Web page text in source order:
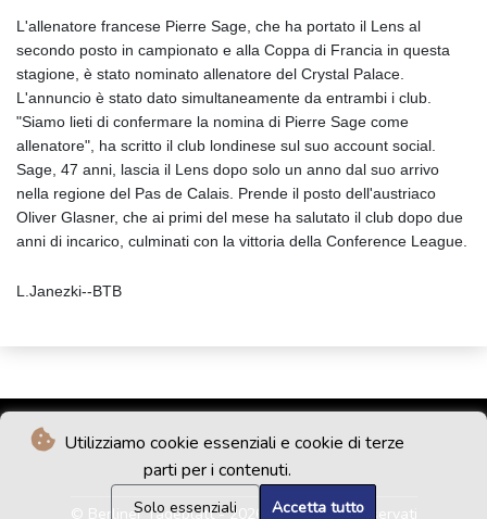
Utilizziamo cookie essenziali e cookie di terze
parti per i contenuti.
Solo essenziali Accetta tutto
L'allenatore francese Pierre Sage, che ha portato il Lens al
secondo posto in campionato e alla Coppa di Francia in questa
stagione, è stato nominato allenatore del Crystal Palace.
L'annuncio è stato dato simultaneamente da entrambi i club.
"Siamo lieti di confermare la nomina di Pierre Sage come
allenatore", ha scritto il club londinese sul suo account social.
Sage, 47 anni, lascia il Lens dopo solo un anno dal suo arrivo
nella regione del Pas de Calais. Prende il posto dell'austriaco
Oliver Glasner, che ai primi del mese ha salutato il club dopo due
anni di incarico, culminati con la vittoria della Conference League.
L.Janezki--BTB
© Berliner Tageblatt - 2026 - Tutti i diritti riservati